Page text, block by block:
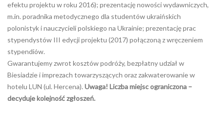
efektu projektu w roku 2016); prezentację nowości wydawniczych,
m.in. poradnika metodycznego dla studentów ukraińskich
polonistyk i nauczycieli polskiego na Ukrainie; prezentację prac
stypendystów III edycji projektu (2017) połączoną z wręczeniem
stypendiów.
Gwarantujemy zwrot kosztów podróży, bezpłatny udział w
Biesiadzie i imprezach towarzyszących oraz zakwaterowanie w
hotelu LUN (ul. Hercena). Uwaga! Liczba miejsc ograniczona –
decyduje kolejność zgłoszeń.